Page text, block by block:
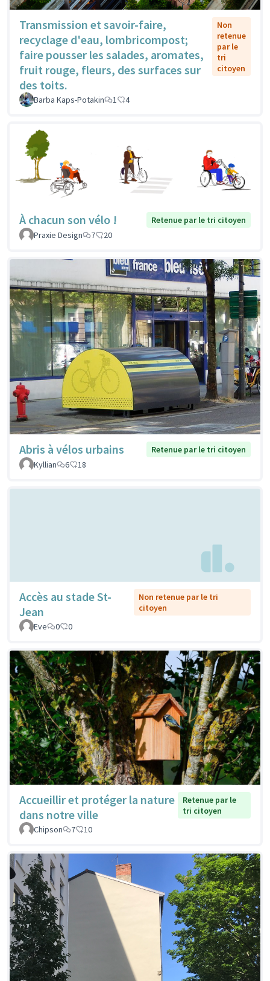
Transmission et savoir-faire,
recyclage d'eau, lombricompost;
faire pousser les salades, aromates,
fruit rouge, fleurs, des surfaces sur
des toits.
Non
retenue
par le
tri
citoyen
Barba Kaps-Potakin 1 4
À chacun son vélo !
Retenue par le tri citoyen
Praxie Design
7 20
Abris à vélos urbains
Retenue par le tri citoyen
Kyllian
6 18
Accès au stade St-
Jean
Non retenue par le tri
citoyen
Eve
0 0
Accueillir et protéger la nature
dans notre ville
Retenue par le
tri citoyen
Chipson
7 10